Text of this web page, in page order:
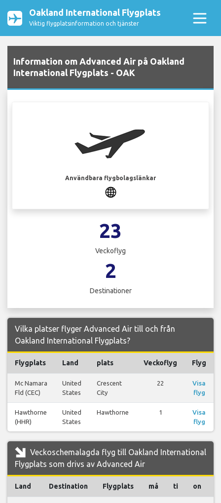
Oakland International Flygplats
Viktig flygplatsinformation och tjänster
Information om Advanced Air på Oakland
International Flygplats - OAK
Användbara flygbolagslänkar
23
Veckoflyg
2
Destinationer
Vilka platser flyger Advanced Air till och från
Oakland International Flygplats?
Flygplats Land plats Veckoflyg Flyg
Mc Namara
Fld (CEC)
United
States
Crescent
City
22
Visa
flyg
Hawthorne
(HHR)
United
States
Hawthorne 1
Visa
flyg
Veckoschemalagda flyg till Oakland International
Flygplats som drivs av Advanced Air
Land Destination Flygplats må ti on